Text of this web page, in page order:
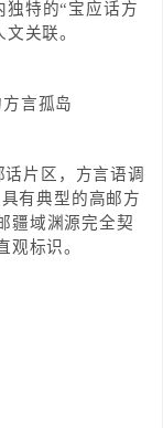
独特的“宝应话方
关联。
言孤岛
片区，方言语调
有典型的高邮方
疆域渊源完全契
观标识。